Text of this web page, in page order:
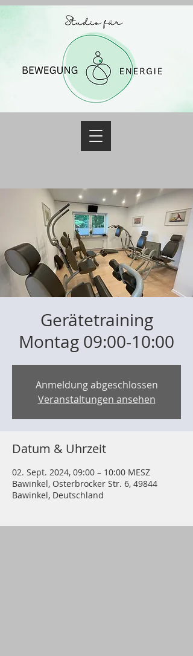
Gerätetraining
Montag 09:00-10:00
Anmeldung abgeschlossen
Veranstaltungen ansehen
Datum & Uhrzeit
02. Sept. 2024, 09:00 – 10:00 MESZ
Bawinkel, Osterbrocker Str. 6, 49844
Bawinkel, Deutschland